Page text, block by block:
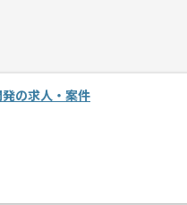
発の求人・案件